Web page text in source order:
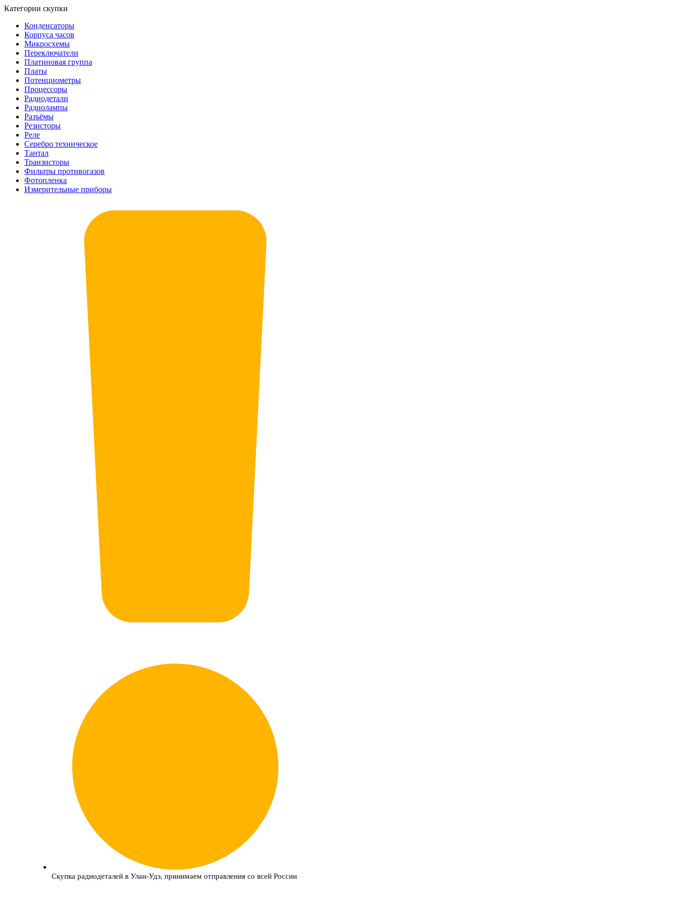
Категории скупки
Конденсаторы
Корпуса часов
Микросхемы
Переключатели
Платиновая группа
Платы
Потенциометры
Процессоры
Радиодетали
Радиолампы
Разъёмы
Резисторы
Реле
Серебро техническое
Тантал
Транзисторы
Фильтры противогазов
Фотопленка
Измерительные приборы
Скупка радиодеталей в Улан-Удэ, принимаем отправления со всей России